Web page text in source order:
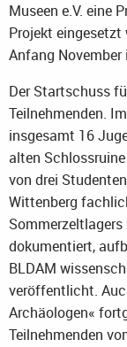
Museen e.V. eine
Projekt
Anfang
Der Startschuss
Teilnehmenden.
insgesamt 16
alten
von drei
Wittenberg
Sommerzeltlagers
dokumentiert,
BLDAM
veröffentlicht.
Archäologen«
Teilnehmenden